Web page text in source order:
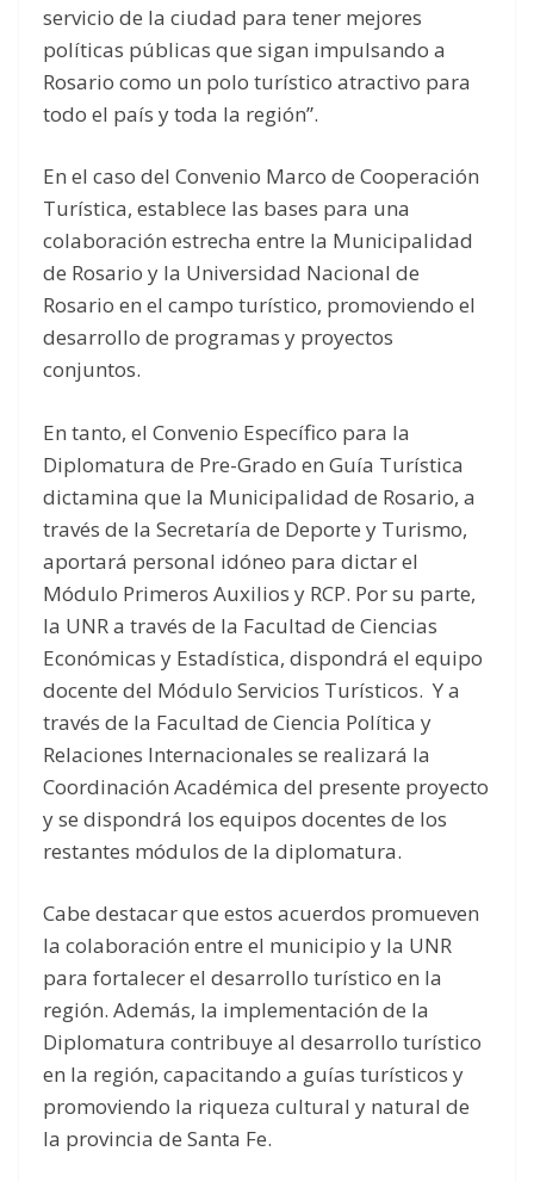
servicio de la ciudad para tener mejores
políticas públicas que sigan impulsando a
Rosario como un polo turístico atractivo para
todo el país y toda la región”.
En el caso del Convenio Marco de Cooperación
Turística, establece las bases para una
colaboración estrecha entre la Municipalidad
de Rosario y la Universidad Nacional de
Rosario en el campo turístico, promoviendo el
desarrollo de programas y proyectos
conjuntos.
En tanto, el Convenio Específico para la
Diplomatura de Pre-Grado en Guía Turística
dictamina que la Municipalidad de Rosario, a
través de la Secretaría de Deporte y Turismo,
aportará personal idóneo para dictar el
Módulo Primeros Auxilios y RCP. Por su parte,
la UNR a través de la Facultad de Ciencias
Económicas y Estadística, dispondrá el equipo
docente del Módulo Servicios Turísticos. Y a
través de la Facultad de Ciencia Política y
Relaciones Internacionales se realizará la
Coordinación Académica del presente proyecto
y se dispondrá los equipos docentes de los
restantes módulos de la diplomatura.
Cabe destacar que estos acuerdos promueven
la colaboración entre el municipio y la UNR
para fortalecer el desarrollo turístico en la
región. Además, la implementación de la
Diplomatura contribuye al desarrollo turístico
en la región, capacitando a guías turísticos y
promoviendo la riqueza cultural y natural de
la provincia de Santa Fe.